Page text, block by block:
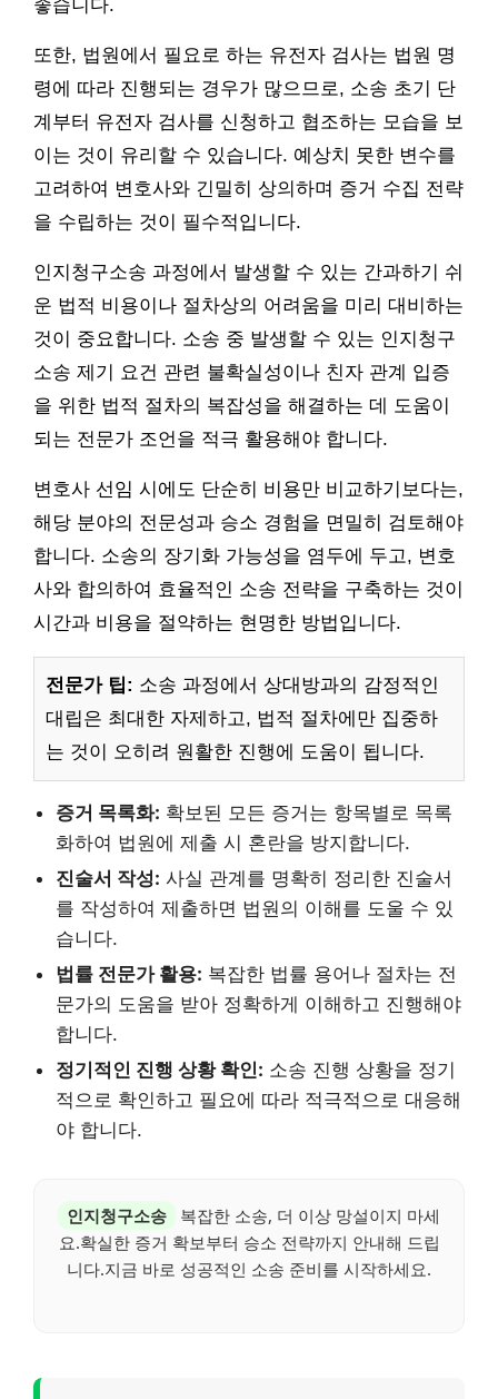
좋습니다.
또한, 법원에서 필요로 하는 유전자 검사는 법원 명
령에 따라 진행되는 경우가 많으므로, 소송 초기 단
계부터 유전자 검사를 신청하고 협조하는 모습을 보
이는 것이 유리할 수 있습니다. 예상치 못한 변수를
고려하여 변호사와 긴밀히 상의하며 증거 수집 전략
을 수립하는 것이 필수적입니다.
인지청구소송 과정에서 발생할 수 있는 간과하기 쉬
운 법적 비용이나 절차상의 어려움을 미리 대비하는
것이 중요합니다. 소송 중 발생할 수 있는 인지청구
소송 제기 요건 관련 불확실성이나 친자 관계 입증
을 위한 법적 절차의 복잡성을 해결하는 데 도움이
되는 전문가 조언을 적극 활용해야 합니다.
변호사 선임 시에도 단순히 비용만 비교하기보다는,
해당 분야의 전문성과 승소 경험을 면밀히 검토해야
합니다. 소송의 장기화 가능성을 염두에 두고, 변호
사와 합의하여 효율적인 소송 전략을 구축하는 것이
시간과 비용을 절약하는 현명한 방법입니다.
전문가 팁: 소송 과정에서 상대방과의 감정적인
대립은 최대한 자제하고, 법적 절차에만 집중하
는 것이 오히려 원활한 진행에 도움이 됩니다.
증거 목록화: 확보된 모든 증거는 항목별로 목록
화하여 법원에 제출 시 혼란을 방지합니다.
진술서 작성: 사실 관계를 명확히 정리한 진술서
를 작성하여 제출하면 법원의 이해를 도울 수 있
습니다.
법률 전문가 활용: 복잡한 법률 용어나 절차는 전
문가의 도움을 받아 정확하게 이해하고 진행해야
합니다.
정기적인 진행 상황 확인: 소송 진행 상황을 정기
적으로 확인하고 필요에 따라 적극적으로 대응해
야 합니다.
인지청구소송
복잡한 소송, 더 이상 망설이지 마세
요.확실한 증거 확보부터 승소 전략까지 안내해 드립
니다.지금 바로 성공적인 소송 준비를 시작하세요.